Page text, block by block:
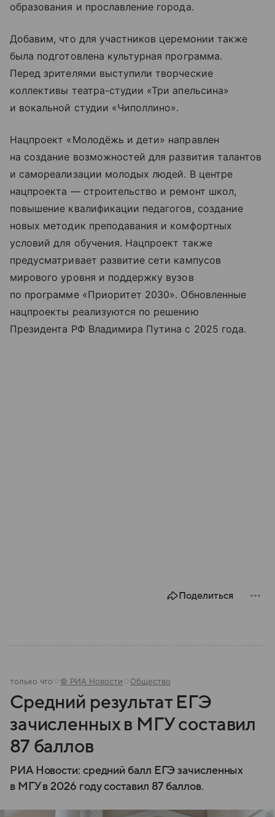
образования и прославление города.
Добавим, что для участников церемонии также
была подготовлена культурная программа.
Перед зрителями выступили творческие
коллективы театра-студии «Три апельсина»
и вокальной студии «Чиполлино».
Нацпроект «Молодёжь и дети» направлен
на создание возможностей для развития талантов
и самореализации молодых людей. В центре
нацпроекта — строительство и ремонт школ,
повышение квалификации педагогов, создание
новых методик преподавания и комфортных
условий для обучения. Нацпроект также
предусматривает развитие сети кампусов
мирового уровня и поддержку вузов
по программе «Приоритет 2030». Обновленные
нацпроекты реализуются по решению
Президента РФ Владимира Путина с 2025 года.
Поделиться
только что © РИА Новости Общество
Средний результат ЕГЭ
зачисленных в МГУ составил
87 баллов
РИА Новости: средний балл ЕГЭ зачисленных
в МГУ в 2026 году составил 87 баллов.